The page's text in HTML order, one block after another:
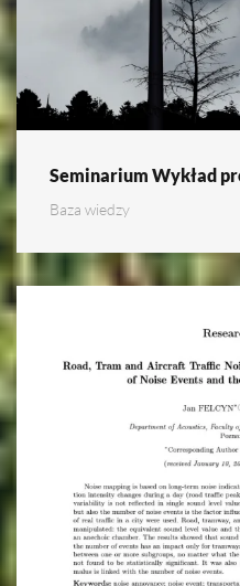
Seminarium Wykład
Baza wiedzy